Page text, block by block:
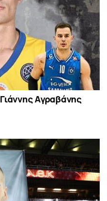
Αγραβάνης